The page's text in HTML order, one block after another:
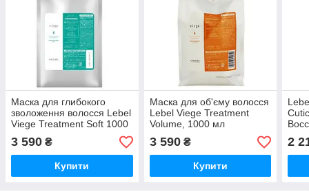
Маска для глибокого
зволоження волосся Lebel
Viege Treatment Soft 1000
мл.
3 590 ₴
Купити
Маска для об'єму волосся
Lebel Viege Treatment
Volume, 1000 мл
3 590₴
Купити
2